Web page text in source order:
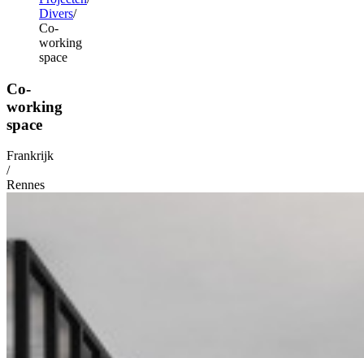
Divers
Co-
working
space
Co-
working
space
Frankrijk
/
Rennes